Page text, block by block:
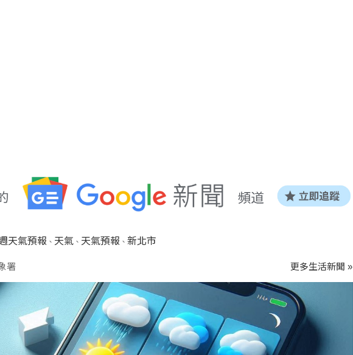
天氣預報 、 天氣、 天氣預報 、 新北市
署 更多生活新聞 »